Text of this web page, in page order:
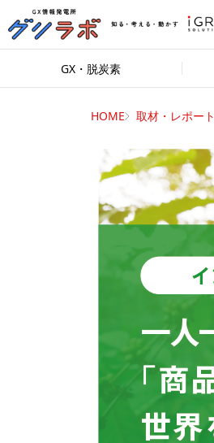
GX・脱炭素
HOME 取材・レポート